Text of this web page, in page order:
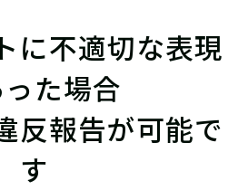
に不適切な表現
た場合
反報告が可能で
す